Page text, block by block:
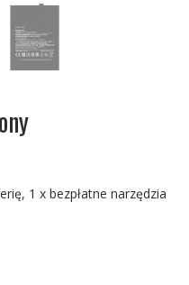
1 x bezpłatne narzędzia